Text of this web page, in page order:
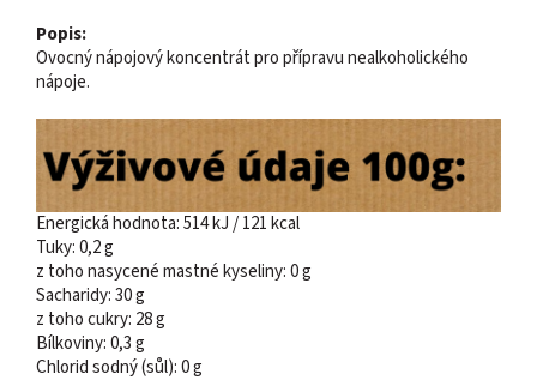
Popis:
Ovocný nápojový koncentrát pro přípravu nealkoholického
nápoje.
Energická hodnota: 514 kJ / 121 kcal
Tuky: 0,2 g
z toho nasycené mastné kyseliny: 0 g
Sacharidy: 30 g
z toho cukry: 28 g
Bílkoviny: 0,3 g
Chlorid sodný (sůl): 0 g